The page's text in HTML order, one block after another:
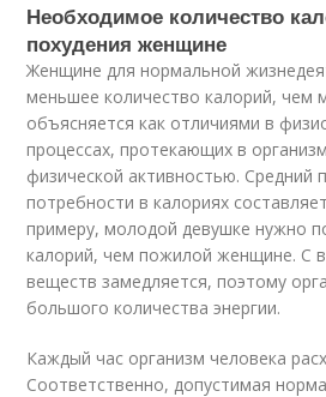
Необходимое количество
похудения женщине
Женщине для нормальной
меньшее количество калорий, чем
объясняется как отличиями в
процессах, протекающих в
физической активностью. Средний
потребности в калориях
примеру, молодой девушке нужно
калорий, чем пожилой женщине. С
веществ замедляется, поэтому
большого количества энергии.
Каждый час организм человека
Соответственно, допустимая